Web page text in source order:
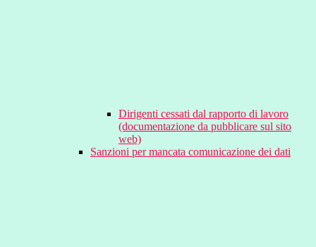
Dirigenti cessati dal rapporto di lavoro
(documentazione da pubblicare sul sito
web)
Sanzioni per mancata comunicazione dei dati